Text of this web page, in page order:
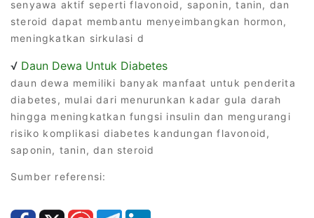
senyawa aktif seperti flavonoid, saponin, tanin, dan
steroid dapat membantu menyeimbangkan hormon,
meningkatkan sirkulasi d
√ Daun Dewa Untuk Diabetes
daun dewa memiliki banyak manfaat untuk penderita
diabetes, mulai dari menurunkan kadar gula darah
hingga meningkatkan fungsi insulin dan mengurangi
risiko komplikasi diabetes kandungan flavonoid,
saponin, tanin, dan steroid
Sumber referensi: